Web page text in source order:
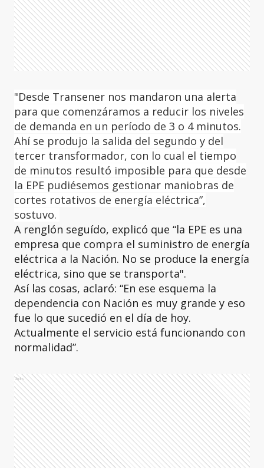
"Desde Transener nos mandaron una alerta
para que comenzáramos a reducir los niveles
de demanda en un período de 3 o 4 minutos.
Ahí se produjo la salida del segundo y del
tercer transformador, con lo cual el tiempo
de minutos resultó imposible para que desde
la EPE pudiésemos gestionar maniobras de
cortes rotativos de energía eléctrica”,
sostuvo.
A renglón seguído, explicó que “la EPE es una
empresa que compra el suministro de energía
eléctrica a la Nación. No se produce la energía
eléctrica, sino que se transporta".
Así las cosas, aclaró: “En ese esquema la
dependencia con Nación es muy grande y eso
fue lo que sucedió en el día de hoy.
Actualmente el servicio está funcionando con
normalidad”.
Ads